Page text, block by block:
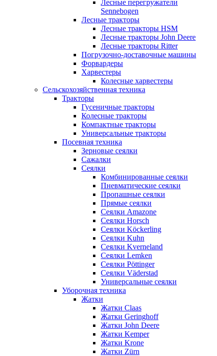
Лесные перегружатели
Sennebogen
Лесные тракторы
Лесные тракторы HSM
Лесные тракторы John Deere
Лесные тракторы Ritter
Погрузочно-доставочные машины
Форвардеры
Харвестеры
Колесные харвестеры
Сельскохозяйственная техника
Тракторы
Гусеничные тракторы
Колесные тракторы
Компактные тракторы
Универсальные тракторы
Посевная техника
Зерновые сеялки
Сажалки
Сеялки
Комбинированные сеялки
Пневматические сеялки
Пропашные сеялки
Прямые сеялки
Сеялки Amazone
Сеялки Horsch
Сеялки Köckerling
Сеялки Kuhn
Сеялки Kverneland
Сеялки Lemken
Сеялки Pöttinger
Сеялки Väderstad
Универсальные сеялки
Уборочная техника
Жатки
Жатки Claas
Жатки Geringhoff
Жатки John Deere
Жатки Kemper
Жатки Krone
Жатки Zürn